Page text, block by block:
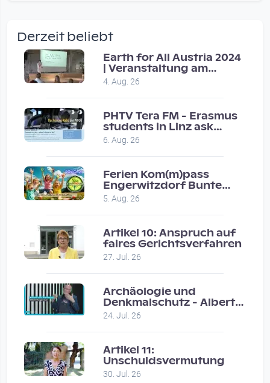
Vor 2 weeks 2 days
Coole Sendung, tolle…
Vor 1 month 1 week
Eure Show war super :-)…
Vor 1 month 2 weeks
Derzeit beliebt
Earth for All Austria 2024
| Veranstaltung am
8.7.2024
4. Aug. 26
PHTV Tera FM - Erasmus
students in Linz ask
people on road for
recommendations
6. Aug. 26
Ferien Kom(m)pass
Engerwitzdorf Bunte
Hundestunde
5. Aug. 26
Artikel 10: Anspruch auf
faires Gerichtsverfahren
27. Jul. 26
Archäologie und
Denkmalschutz - Albert
Neugebauer / Studio
24. Jul. 26
Artikel 11:
Unschuldsvermutung
30. Jul. 26